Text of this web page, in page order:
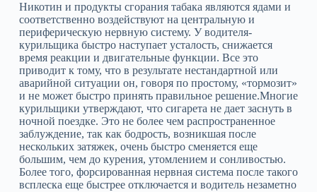
Никотин и продукты сгорания табака являются ядами и
соответственно воздействуют на центральную и
периферическую нервную систему. У водителя-
курильщика быстро наступает усталость, снижается
время реакции и двигательные функции. Все это
приводит к тому, что в результате нестандартной или
аварийной ситуации он, говоря по простому, «тормозит»
и не может быстро принять правильное решение.Многие
курильщики утверждают, что сигарета не дает заснуть в
ночной поездке. Это не более чем распространенное
заблуждение, так как бодрость, возникшая после
нескольких затяжек, очень быстро сменяется еще
большим, чем до курения, утомлением и сонливостью.
Более того, форсированная нервная система после такого
всплеска еще быстрее отключается и водитель незаметно